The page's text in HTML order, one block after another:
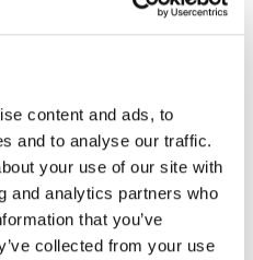
content and ads, to
and to analyse our traffic.
your use of our site with
and analytics partners who
that you’ve
collected from your use
von REST